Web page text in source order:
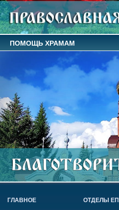
ПОМОЩЬ ХРАМАМ
ГЛАВНОЕ ОТДЕЛЫ